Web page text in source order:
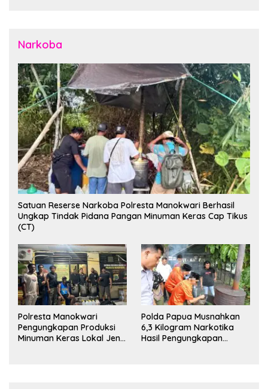
Narkoba
Satuan Reserse Narkoba Polresta Manokwari Berhasil
Ungkap Tindak Pidana Pangan Minuman Keras Cap Tikus
(CT)
Polresta Manokwari
Pengungkapan Produksi
Minuman Keras Lokal Jenis
Polda Papua Musnahkan
6,3 Kilogram Narkotika
Hasil Pengungkapan